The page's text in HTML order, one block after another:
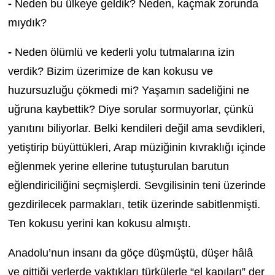
-Neden bu ülkeye geldik? Neden, kaçmak zorunda
mıydık?
-Neden ölümlü ve kederli yolu tutmalarına izin
verdik? Bizim üzerimize de kan kokusu ve
huzursuzluğu çökmedi mi? Yaşamın sadeliğini ne
uğruna kaybettik? Diye sorular sormuyorlar, çünkü
yanıtını biliyorlar. Belki kendileri değil ama sevdikleri,
yetiştirip büyüttükleri, Arap müziğinin kıvraklığı içinde
eğlenmek yerine ellerine tutuşturulan barutun
eğlendiriciliğini seçmişlerdi. Sevgilisinin teni üzerinde
gezdirilecek parmakları, tetik üzerinde sabitlenmişti.
Ten kokusu yerini kan kokusu almıştı.
Anadolu’nun insanı da göçe düşmüştü, düşer hâlâ
ve gittiği yerlerde yaktıkları türkülerle “el kapıları” der